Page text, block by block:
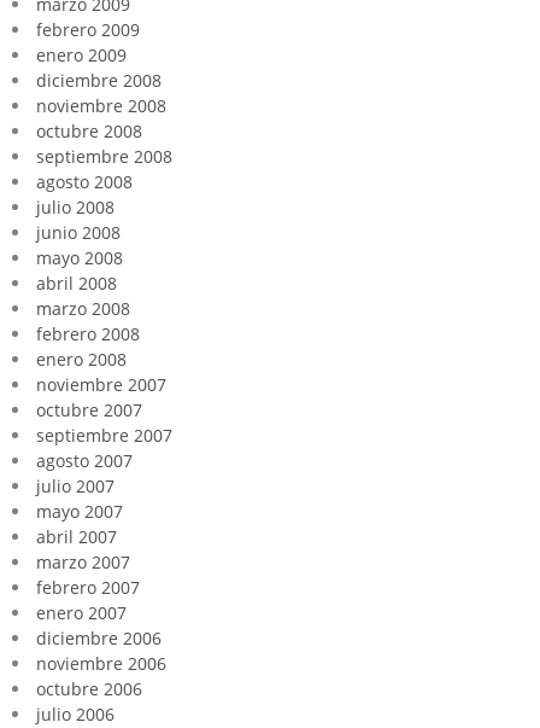
marzo 2009
febrero 2009
enero 2009
diciembre 2008
noviembre 2008
octubre 2008
septiembre 2008
agosto 2008
julio 2008
junio 2008
mayo 2008
abril 2008
marzo 2008
febrero 2008
enero 2008
noviembre 2007
octubre 2007
septiembre 2007
agosto 2007
julio 2007
mayo 2007
abril 2007
marzo 2007
febrero 2007
enero 2007
diciembre 2006
noviembre 2006
octubre 2006
julio 2006